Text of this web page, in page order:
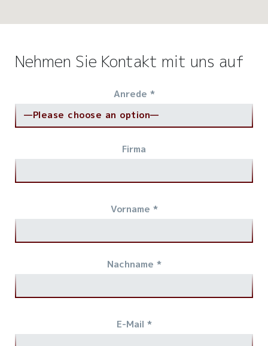
Nehmen Sie Kontakt mit uns auf
Anrede *
Firma
Vorname *
Nachname *
E-Mail *